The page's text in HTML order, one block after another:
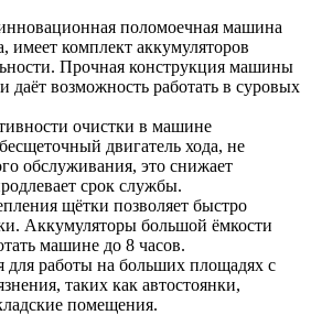
поломоечная машина
имеет комплект аккумуляторов
Прочная конструкция машины
даёт возможность работать в суровых
очистки в машине
двигатель хода, не
обслуживания, это снижает
срок службы.
щётки позволяет быстро
Аккумуляторы большой ёмкости
машине до 8 часов.
для работы на больших площадях с
таких как автостоянки,
помещения.